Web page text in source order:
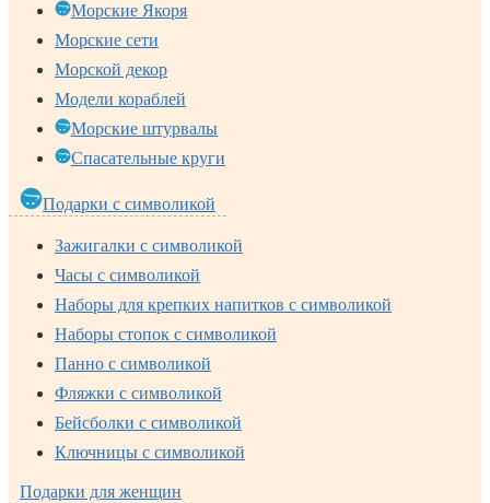
Морские Якоря
Морские сети
Морской декор
Модели кораблей
Морские штурвалы
Спасательные круги
Подарки с символикой
Зажигалки с символикой
Часы с символикой
Наборы для крепких напитков с символикой
Наборы стопок с символикой
Панно с символикой
Фляжки с символикой
Бейсболки с символикой
Ключницы с символикой
Подарки для женщин